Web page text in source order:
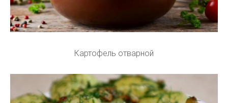
Картофель отварной